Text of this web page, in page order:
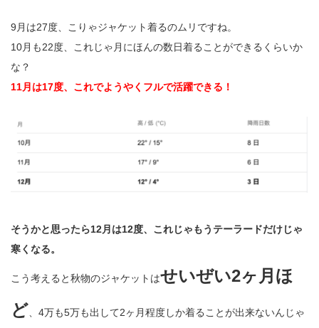
9月は27度、こりゃジャケット着るのムリですね。
10月も22度、これじゃ月にほんの数日着ることができるくらいか
な？
11月は17度、これでようやくフルで活躍できる！
そうかと思ったら12月は12度、これじゃもうテーラードだけじゃ
寒くなる。
こう考えると秋物のジャケットはせいぜい2ヶ月ほ
ど、4万も5万も出して2ヶ月程度しか着ることが出来ないんじゃ